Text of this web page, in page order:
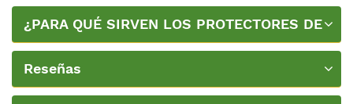
¿PARA QUÉ SIRVEN LOS PROTECTORES DE
Reseñas